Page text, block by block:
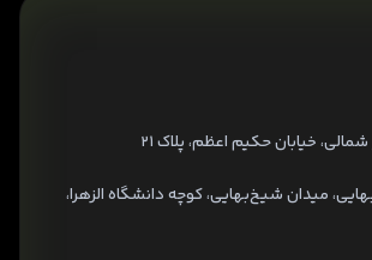
خیابان حکیم اعظم، پلاک ۲۱
میدان شیخ‌بهایی، کوچه دانشگاه الزهرا،